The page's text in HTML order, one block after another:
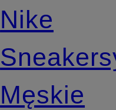
Nike
Męskie